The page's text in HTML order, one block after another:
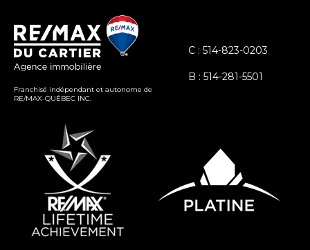
Franchisé indépendant et autonome de
RE/MAX-QUÉBEC INC.
C : 514-823-0203
B : 514-281-5501